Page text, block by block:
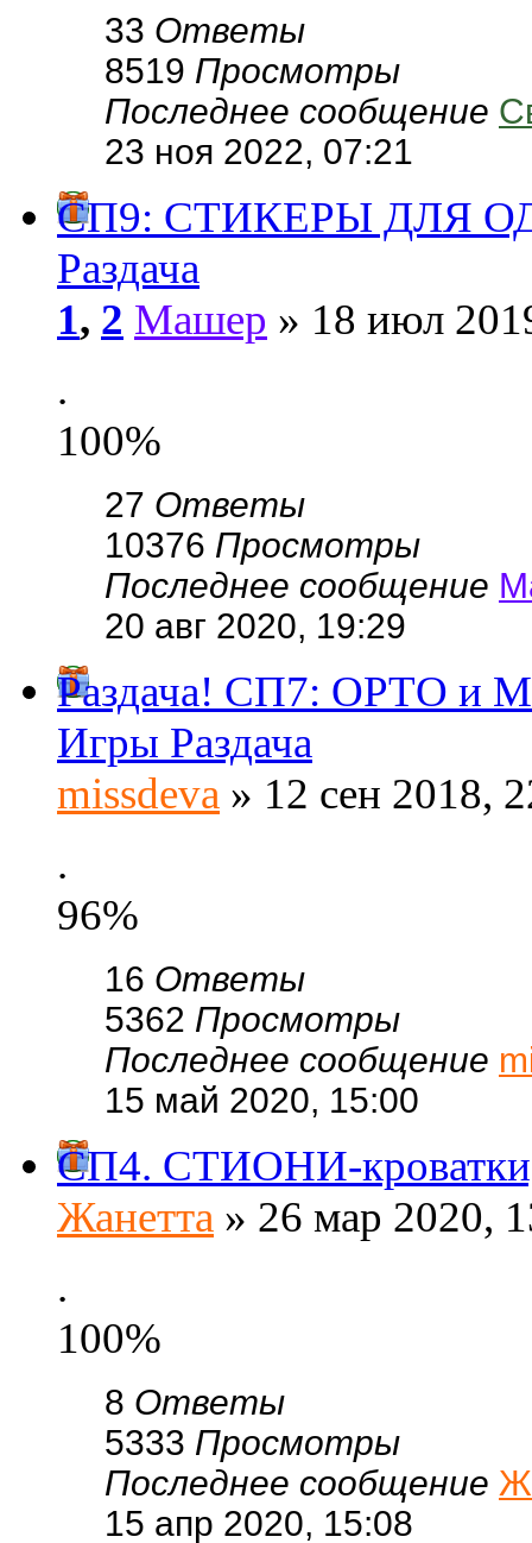
33 Ответы
8519 Просмотры
Последнее сообщение
23 ноя 2022, 07:21
СП9: СТИКЕРЫ ДЛЯ
Раздача
1, 2 Машер » 18 июл
.
100%
27 Ответы
10376 Просмотры
Последнее сообщение
20 авг 2020, 19:29
Раздача! СП7: ОРТО и
Игры Раздача
missdeva » 12 сен 2018,
.
96%
16 Ответы
5362 Просмотры
Последнее сообщение
15 май 2020, 15:00
СП4. СТИОНИ-
Жанетта » 26 мар 2020,
.
100%
8 Ответы
5333 Просмотры
Последнее сообщение
15 апр 2020, 15:08